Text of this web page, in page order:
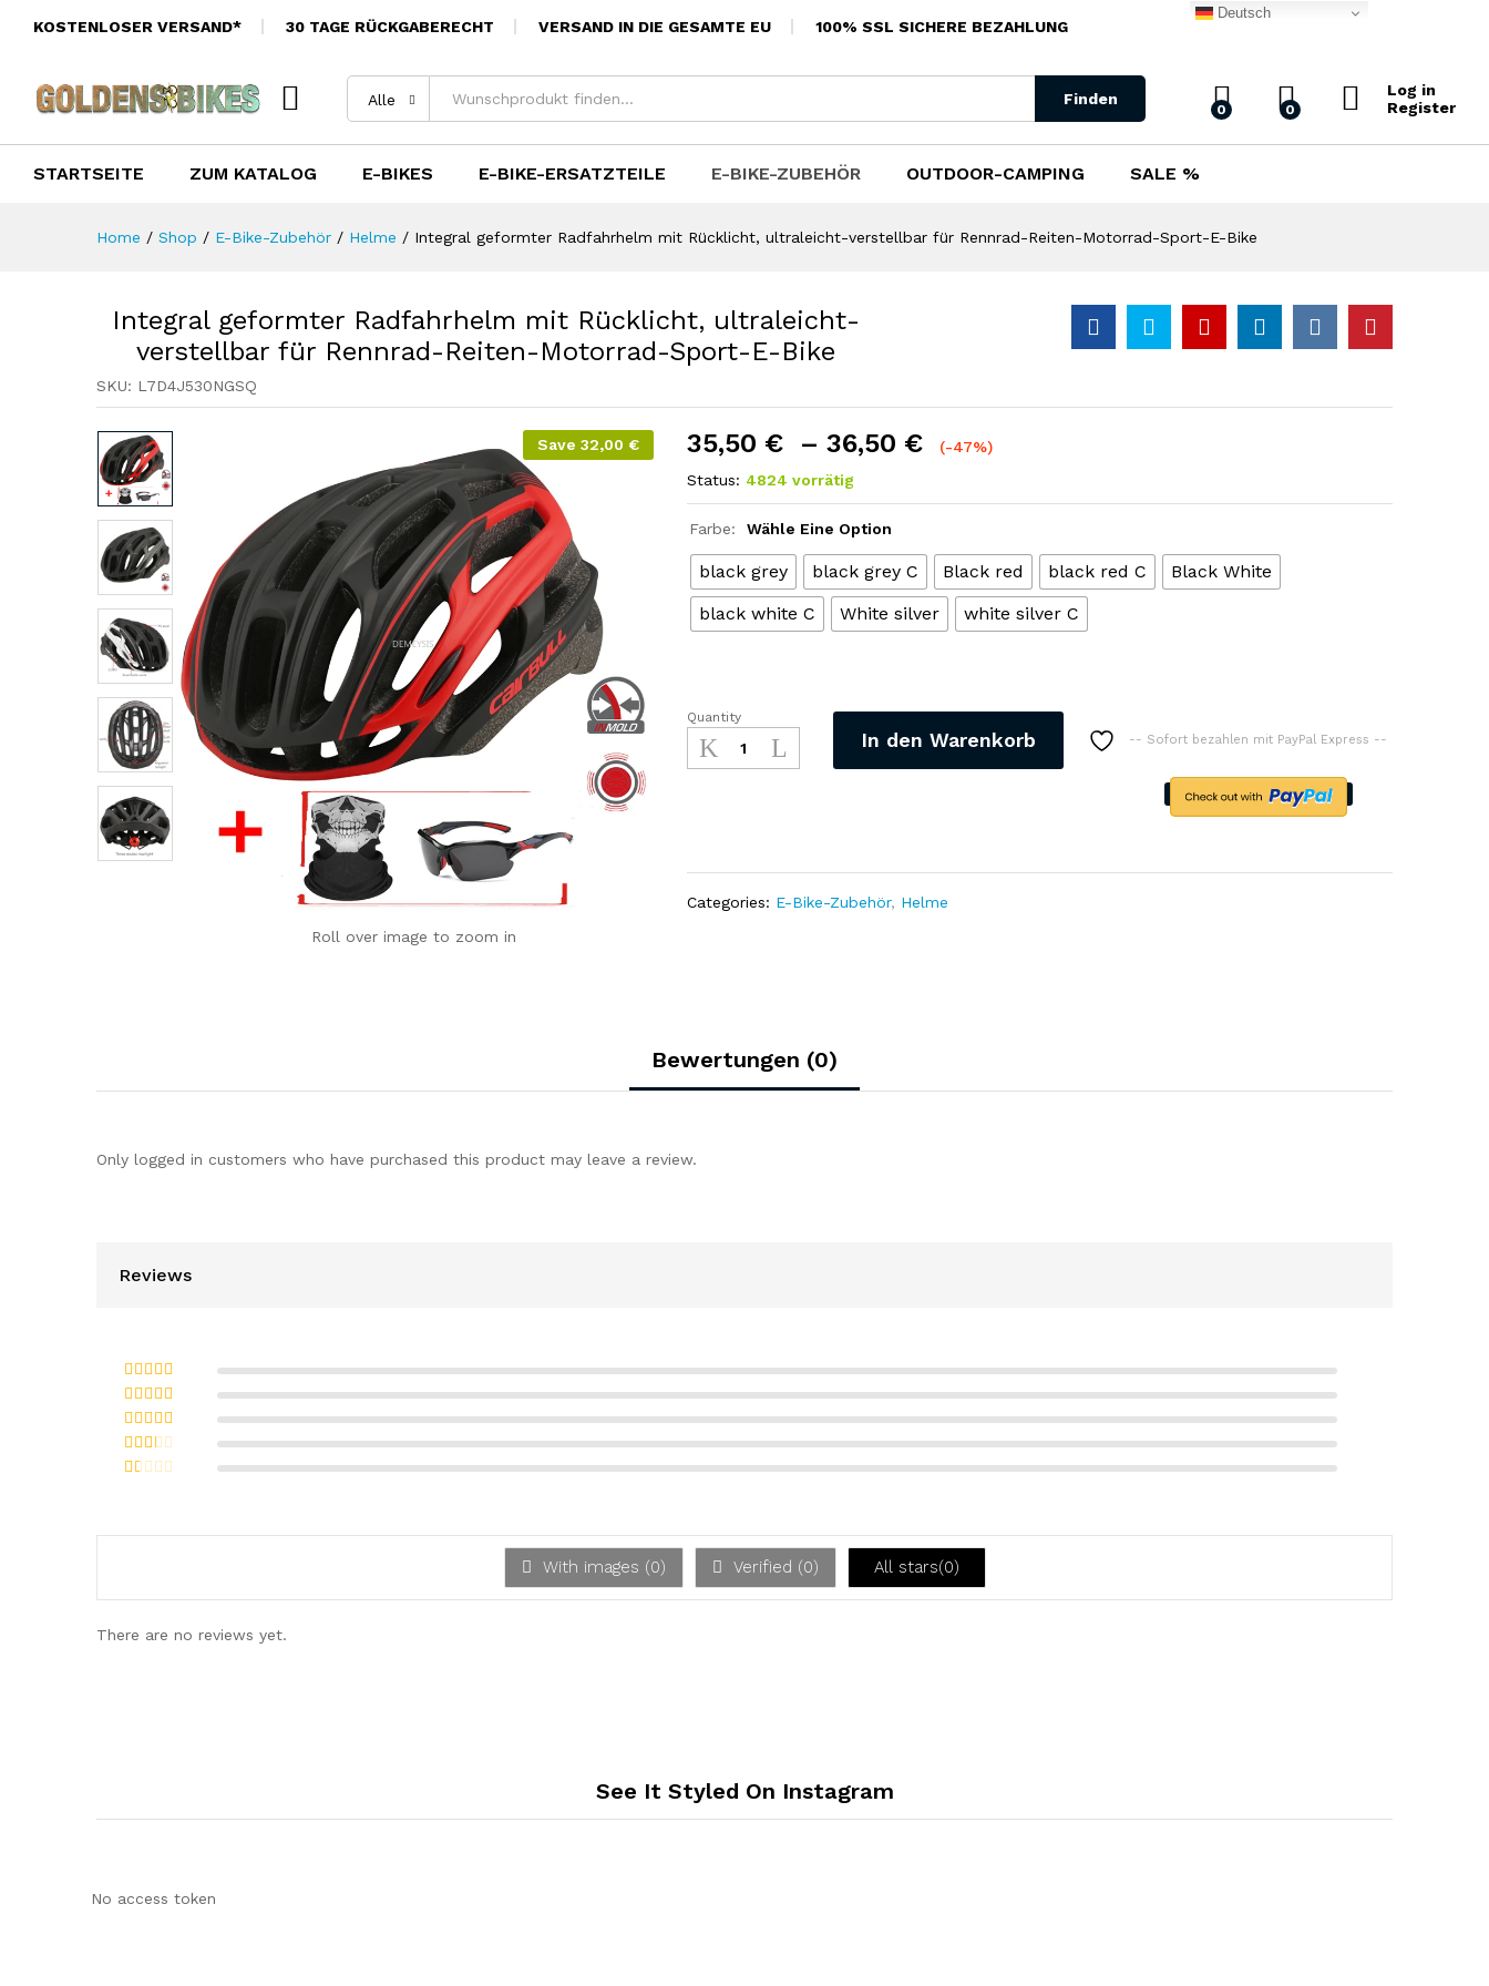
KOSTENLOSER VERSAND* 30 TAGE RÜCKGABERECHT VERSAND IN DIE GESAMTE EU 100% SSL SICHERE BEZAHLUNG
Alle Finden
0 0
Log in
Register
STARTSEITE ZUM KATALOG E-BIKES E-BIKE-ERSATZTEILE E-BIKE-ZUBEHÖR OUTDOOR-CAMPING SALE %
Home / Shop / E-Bike-Zubehör / Helme / Integral geformter Radfahrhelm mit Rücklicht, ultraleicht-verstellbar für Rennrad-Reiten-Motorrad-Sport-E-Bike
Integral geformter Radfahrhelm mit Rücklicht, ultraleicht-
verstellbar für Rennrad-Reiten-Motorrad-Sport-E-Bike
SKU: L7D4J530NGSQ
Save 32,00 €
Roll over image to zoom in
35,50 € –36,50 €
(-47%)
Status: 4824 vorrätig
Farbe: Wähle Eine Option
black grey black grey C Black red black red C
Black White
black white C
White silver white silver C
Integral
geformter
Radfahrhelm
Rennrad-
quantity
Quantity
In den Warenkorb -- Sofort bezahlen mit PayPal Express --
Categories: E-Bike-Zubehör, Helme
Bewertungen (0)
Only logged in customers who have purchased this product may leave a review.
Reviews
Bewertet
Bewertet
5
Bewert
3 von 5
Bew
er
1
n
5
With images (0) Verified (0) All stars(0)
There are no reviews yet.
See It Styled On Instagram
No access token
Deutsch
Rennrad-Reiten-Motorrad-Sport-E-Bike